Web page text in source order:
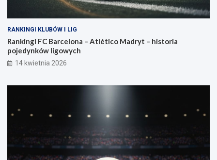
RANKINGI KLUBÓW I LIG
Rankingi FC Barcelona – Atlético Madryt – historia
pojedynków ligowych
14 kwietnia 2026